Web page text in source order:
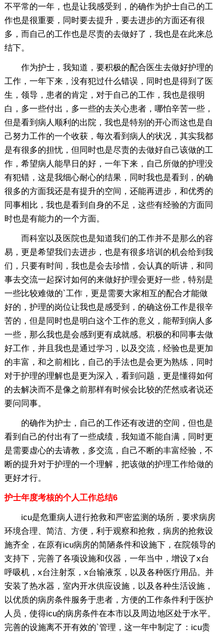
不平常的一年，也是让我感受到，的确作为护士自己的工
作也是很重要，同时要去提升，要去进步的方面还有很
多，而自己的工作也是尽责的去做好了，我也是在此来总
结下。
作为护士，我知道，要积极的配合医生去做好护理的
工作，一年下来，没有犯过什么错误，同时也是得到了医
生，领导，患者的肯定，对于自己的工作，我也是很明
白，多一些付出，多一些的去关心患者，哪怕辛苦一些，
但是看到病人顺利的出院，我也是特别的开心而这也是自
己努力工作的一个收获，每次看到病人的状况，其实我都
是有很多的担忧，但同时也是尽责的去做好自己该做的工
作，希望病人能早日的好，一年下来，自己所做的护理没
有犯错，这是我细心耐心的结果，同时我也是看到，的确
很多的方面我还是有提升的空间，还能再进步，和优秀的
同事相比，我也是看到自身的不足，这些有经验的方面同
时也是有能力的一个方面。
而科室以及医院也是知道我们的工作并不是那么的容
易，更是希望我们去进步，也是有很多培训的机会给到我
们，只要有时间，我也是会去珍惜，会认真的听讲，和同
事去交流一起探讨如何的来做好护理会更好一些，特别是
一些比较难做的`工作，更是需要大家相互的配合才能做
好的，护理的岗位让我也是感受到，的确这份工作是很辛
苦的，但是同时也是明白这个工作的意义，能帮到病人多
一些，那么我也是会感到更有成就感。积极的和同事去做
好工作，并且我也是通过学习，以及交流，经验也是更加
的丰富，和之前相比，自己的手法也是会更为熟练，同时
对于护理的理解也是更为深入，看到问题，更是懂得如何
的去解决而不是像之前那样有时候会比较的茫然或者说还
要问同事。
的确作为护士，自己的工作还有改进的空间，但也是
看到自己的付出有了一些成绩，我知道不能自满，同时更
是需要虚心的去请教，多交流，自己不断的丰富经验，不
断的提升对于护理的一个理解，把该做的护理工作给做的
更好才行。
护士年度考核的个人工作总结6
icu是危重病人进行抢救和严密监测的场所，要求病房
环境合理、简洁、方便，利于观察和抢救，病房的抢救设
施齐全，在原有icu病房的简陋条件和设施下，在院领导的
支持下，完善了各项设施和仪器，一年当中，增设了x台
呼吸机，x台注射泵，x台输液泵，以及各种医疗用品。并
安装了热水器，室内开水供应设施，以及各种生活设施，
以优质的病房条件服务于患者，方便的工作条件利于医护
人员，使得icu的病房条件在本市以及周边地区处于水平。
完善的设施离不开有效的`管理，这一年中制定了：icu贵